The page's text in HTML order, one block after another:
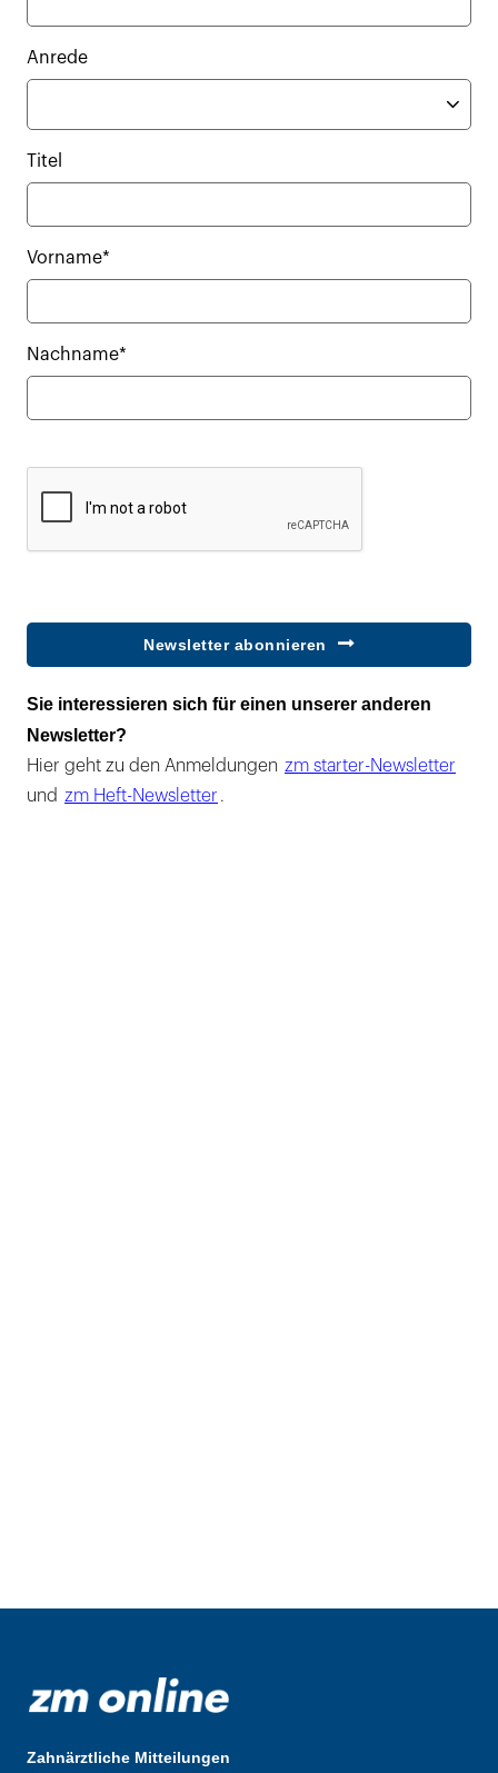
Anrede
Titel
Vorname*
Nachname*
Newsletter abonnieren
Sie interessieren sich für einen unserer anderen
Newsletter?
Hier geht zu den Anmeldungen zm starter-Newsletter
und zm Heft-Newsletter .
Zahnärztliche Mitteilungen